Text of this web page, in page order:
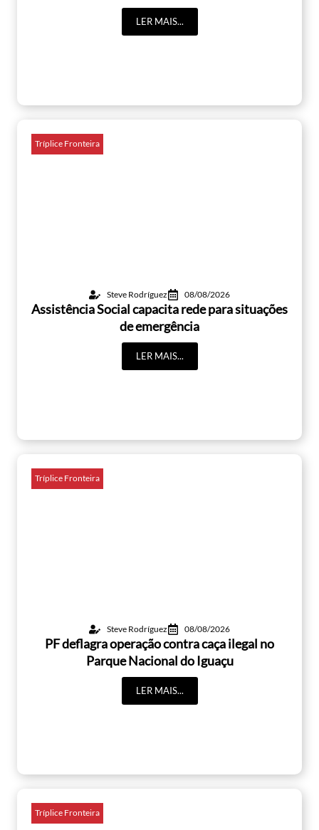
LER MAIS...
Tríplice Fronteira
Steve Rodríguez 08/08/2026
Assistência Social capacita rede para situações
de emergência
LER MAIS...
Tríplice Fronteira
Steve Rodríguez 08/08/2026
PF deflagra operação contra caça ilegal no
Parque Nacional do Iguaçu
LER MAIS...
Tríplice Fronteira